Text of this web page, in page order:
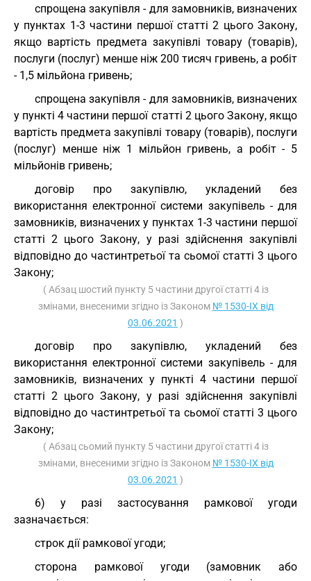
спрощена закупівля - для замовників, визначених
у пунктах 1-3 частини першої статті 2 цього Закону,
якщо вартість предмета закупівлі товару (товарів),
послуги (послуг) менше ніж 200 тисяч гривень, а робіт
- 1,5 мільйона гривень;
спрощена закупівля - для замовників, визначених
у пункті 4 частини першої статті 2 цього Закону, якщо
вартість предмета закупівлі товару (товарів), послуги
(послуг) менше ніж 1 мільйон гривень, а робіт - 5
мільйонів гривень;
договір про закупівлю, укладений без
використання електронної системи закупівель - для
замовників, визначених у пунктах 1-3 частини першої
статті 2 цього Закону, у разі здійснення закупівлі
відповідно до частинтретьої та сьомої статті 3 цього
Закону;
( Абзац шостий пункту 5 частини другої статті 4 із
змінами, внесеними згідно із Законом № 1530-IX від
03.06.2021 )
договір про закупівлю, укладений без
використання електронної системи закупівель - для
замовників, визначених у пункті 4 частини першої
статті 2 цього Закону, у разі здійснення закупівлі
відповідно до частинтретьої та сьомої статті 3 цього
Закону;
( Абзац сьомий пункту 5 частини другої статті 4 із
змінами, внесеними згідно із Законом № 1530-IX від
03.06.2021 )
6) у разі застосування рамкової угоди
зазначається:
строк дії рамкової угоди;
сторона рамкової угоди (замовник або